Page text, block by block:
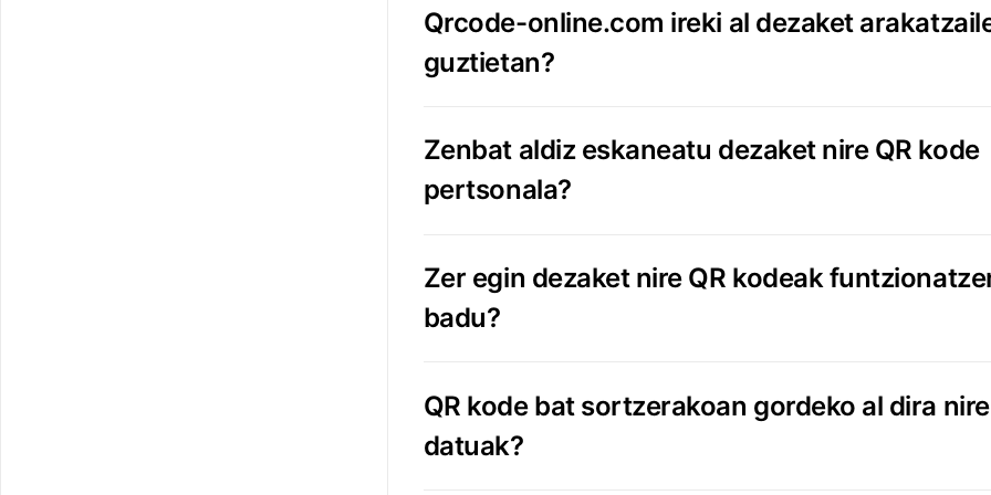
Qrcode-online.com ireki al dezaket
guztietan?
Zenbat aldiz eskaneatu dezaket nire QR kode
pertsonala?
Zer egin dezaket nire QR kodeak
badu?
QR kode bat sortzerakoan gordeko al dira nire
datuak?